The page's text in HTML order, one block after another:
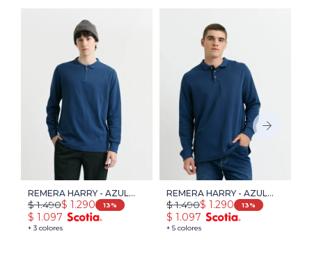
REMERA HARRY - AZUL
PIEDRA
+ 3 colores
$ 1.290
$ 1.490 13
$ 1.097
REMERA HARRY - AZUL
PIEDRA
+ 5 colores
$ 1.290
$ 1.490 13
$ 1.097